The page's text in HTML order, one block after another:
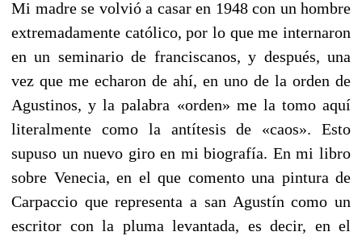
Mi madre se volvió a casar en 1948 con un hombre
extremadamente católico, por lo que me internaron
en un seminario de franciscanos, y después, una
vez que me echaron de ahí, en uno de la orden de
Agustinos, y la palabra «orden» me la tomo aquí
literalmente como la antítesis de «caos». Esto
supuso un nuevo giro en mi biografía. En mi libro
sobre Venecia, en el que comento una pintura de
Carpaccio que representa a san Agustín como un
escritor con la pluma levantada, es decir, en el